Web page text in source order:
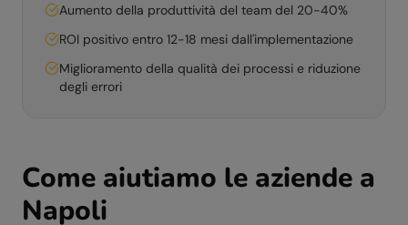
Aumento della produttività del team del 20-40%
ROI positivo entro 12-18 mesi dall'implementazione
Miglioramento della qualità dei processi e riduzione
degli errori
Come aiutiamo le aziende a
Napoli